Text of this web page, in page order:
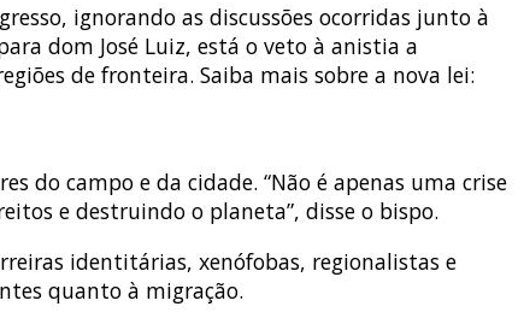
ignorando as discussões ocorridas junto à
dom José Luiz, está o veto à anistia a
de fronteira. Saiba mais sobre a nova lei:
do campo e da cidade. “Não é apenas uma crise
e destruindo o planeta”, disse o bispo.
identitárias, xenófobas, regionalistas e
quanto à migração.